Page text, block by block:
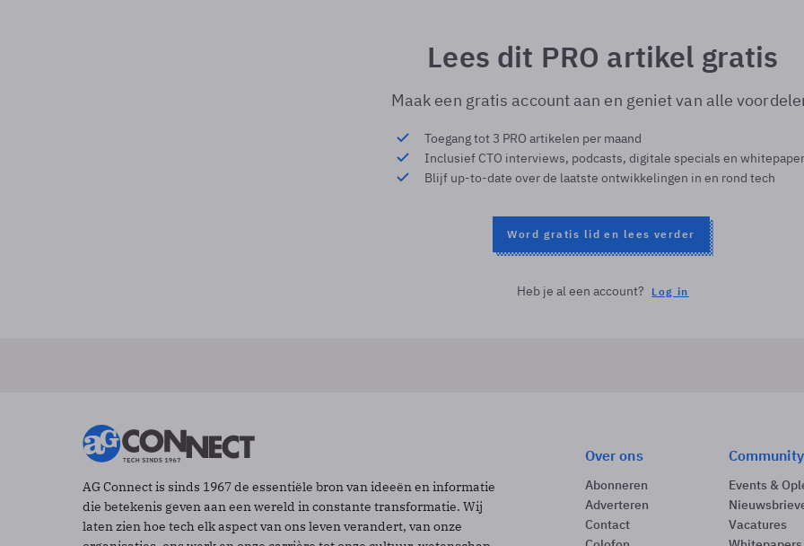
Lees dit PRO artikel gratis
Maak een gratis account aan en geniet van alle
Toegang tot 3 PRO artikelen per maand
Inclusief CTO interviews, podcasts, digitale specials en
Blijf up-to-date over de laatste ontwikkelingen in en rond tech
Word gratis lid en lees verder
Heb je al een account? Log in
AG Connect is sinds 1967 de essentiële bron van ideeën en informatie
die betekenis geven aan een wereld in constante transformatie. Wij
laten zien hoe tech elk aspect van ons leven verandert, van onze
Over ons
Abonneren
Adverteren
Contact
Community
Events &
Vacatures